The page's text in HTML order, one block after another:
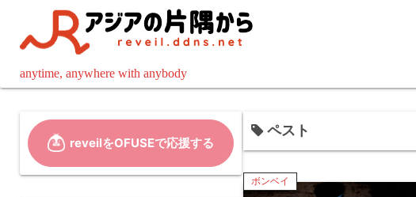
ツ
anytime, anywhere with anybody
ペスト
ボンベイ